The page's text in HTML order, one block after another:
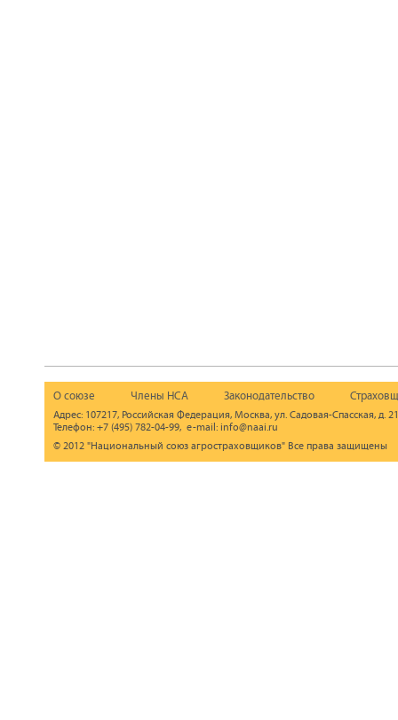
О союзе Члены НСА Законодательство
Адрес: 107217, Российская Федерация, Москва, ул. Садовая-Спасская, д.
Телефон: +7 (495) 782-04-99, e-mail: info@naai.ru
© 2012 "Национальный союз агростраховщиков" Все права защищены